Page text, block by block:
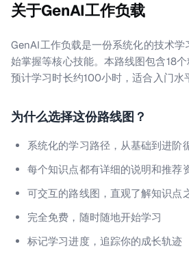
关于GenAI工作负载
GenAI工作负载是一份系统化的技术
始掌握等核心技能。本路线图包含18
预计学习时长约100小时，适合入门水
为什么选择这份路线图？
系统化的学习路径，从基础到进阶
每个知识点都有详细的说明和推荐
可交互的路线图，直观了解知识点
完全免费，随时随地开始学习
标记学习进度，追踪你的成长轨迹